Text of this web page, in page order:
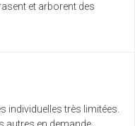
et arborent des
individuelles très limitées.